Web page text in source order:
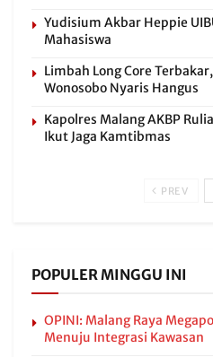
Yudisium Akbar Heppie
Mahasiswa
Limbah Long Core
Wonosobo Nyaris Hangus
Kapolres Malang AKBP
Ikut Jaga Kamtibmas
PREV
POPULER MINGGU INI
OPINI: Malang Raya
Menuju Integrasi Kawasan